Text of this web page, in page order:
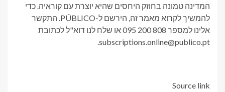
המדינה טמונה בחוזק היחסים שהיא יוצרת עם קוראיה. כדי
להמשיך לקרוא מאמר זה, הירשם ל-PÚBLICO. התקשר
אלינו למספר 808 200 095 או שלח לנו דוא"ל לכתובת
subscriptions.online@publico.pt.
Source link